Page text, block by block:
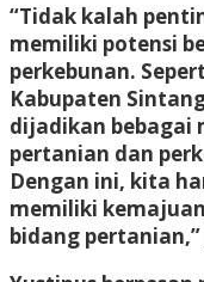
“Tidak kalah
memiliki potensi
perkebunan.
Kabupaten
dijadikan bebagai
pertanian dan
Dengan ini, kita
memiliki
bidang